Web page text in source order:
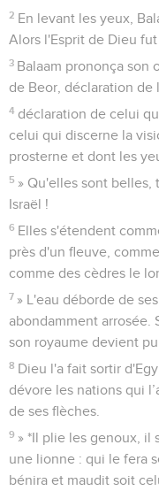
2 En levant les yeux,
Alors l'Esprit de Dieu fut
3 Balaam prononça son
de Beor, déclaration
4 déclaration de celui
celui qui discerne la
prosterne et dont les
5 » Qu'elles sont belles,
Israël !
6 Elles s'étendent
près d'un fleuve,
comme des cèdres le
7 » L'eau déborde de
abondamment arrosée.
son royaume devient
8 Dieu l'a fait sortir
dévore les nations qui
de ses flèches.
9 » *Il plie les genoux, il
une lionne : qui le fera
bénira et maudit soit